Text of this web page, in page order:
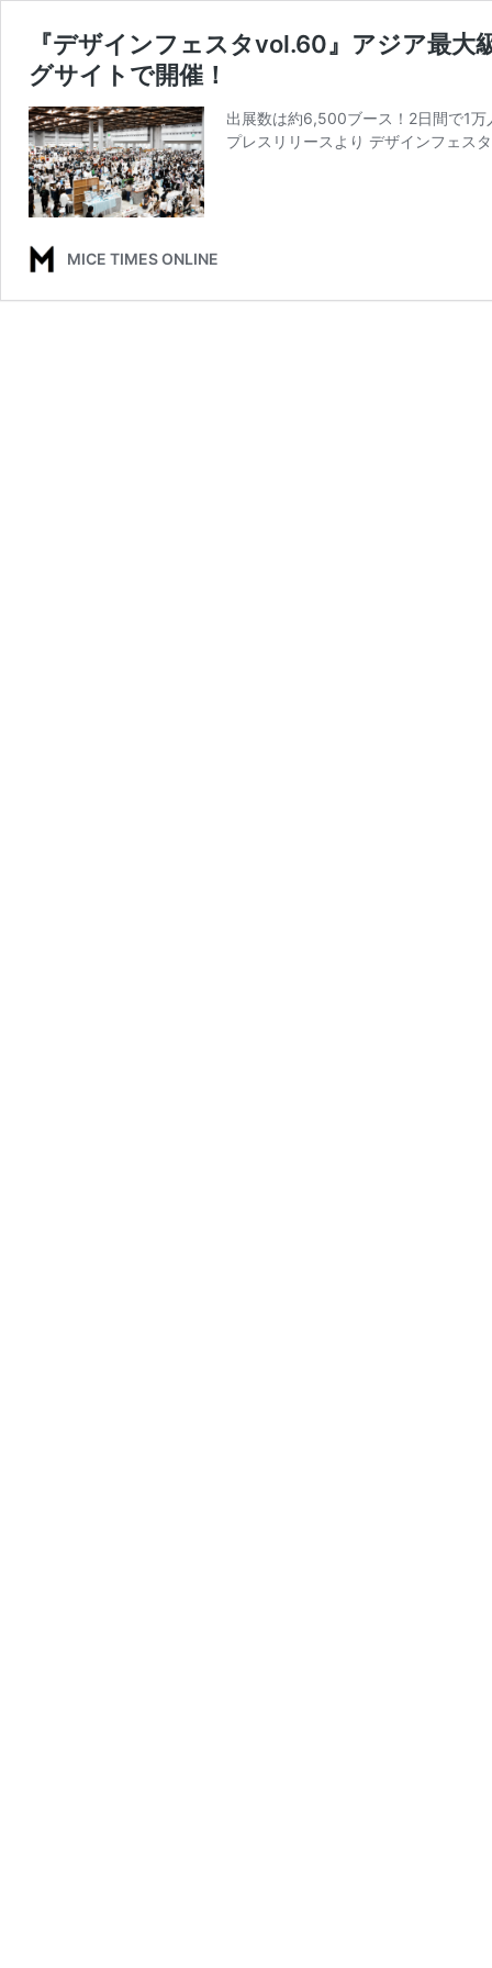
『デザインフェスタvol.60』アジア最大
グサイトで開催！
出展数は約6,500ブース！2日間で1
プレスリリースより デザインフェス
MICE TIMES ONLINE